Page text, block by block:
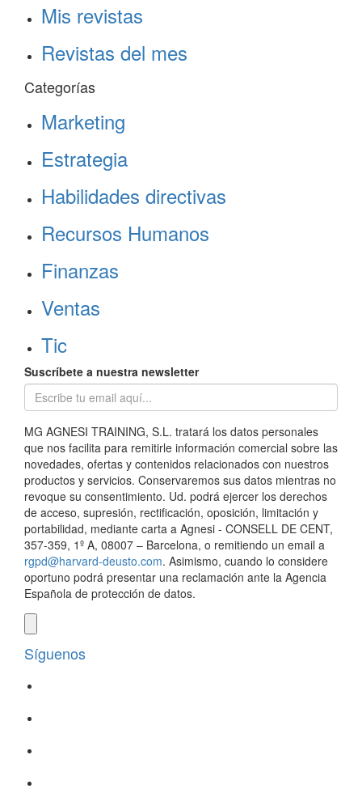
Mis revistas
Revistas del mes
Categorías
Marketing
Estrategia
Habilidades directivas
Recursos Humanos
Finanzas
Ventas
Tic
Suscríbete a nuestra newsletter
MG AGNESI TRAINING, S.L. tratará los datos personales
que nos facilita para remitirle información comercial sobre las
novedades, ofertas y contenidos relacionados con nuestros
productos y servicios. Conservaremos sus datos mientras no
revoque su consentimiento. Ud. podrá ejercer los derechos
de acceso, supresión, rectificación, oposición, limitación y
portabilidad, mediante carta a Agnesi - CONSELL DE CENT,
357-359, 1º A, 08007 – Barcelona, o remitiendo un email a
rgpd@harvard-deusto.com. Asimismo, cuando lo considere
oportuno podrá presentar una reclamación ante la Agencia
Española de protección de datos.
Síguenos